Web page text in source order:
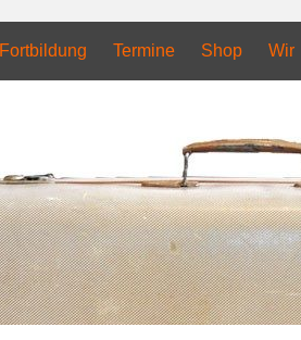
Fortbildung Termine Shop Wir